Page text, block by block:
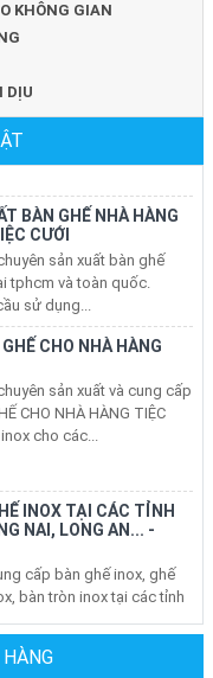
KHÔNG GIAN
DỊU
BÀN GHẾ NHÀ HÀNG
CƯỚI
sản xuất bàn ghế
tphcm và toàn quốc.
sử dụng...
CHO NHÀ HÀNG
sản xuất và cung cấp
CHO NHÀ HÀNG TIỆC
cho các...
cấp bàn ghế inox, ghế
bàn tròn inox tại các tỉnh
BÀN TRÒN INOX, BÀN
VĂN PHÒNG TẠI CÁC